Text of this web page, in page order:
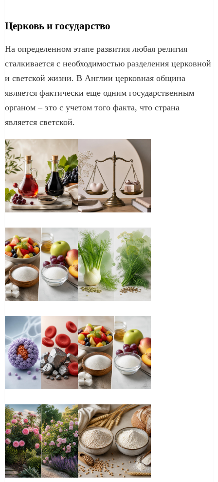
Церковь и государство
На определенном этапе развития любая религия
сталкивается с необходимостью разделения церковной
и светской жизни. В Англии церковная община
является фактически еще одним государственным
органом – это с учетом того факта, что страна
является светской.